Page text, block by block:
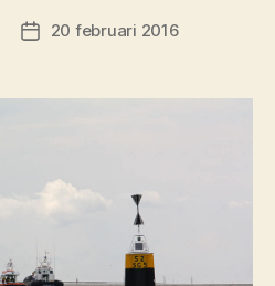
Post20 februari 2016